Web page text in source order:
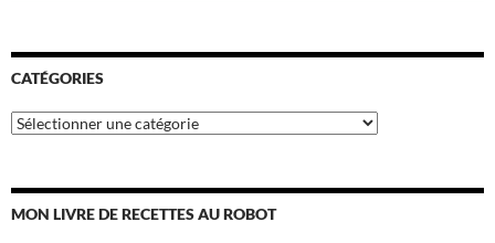
CATÉGORIES
Catégories
MON LIVRE DE RECETTES AU ROBOT